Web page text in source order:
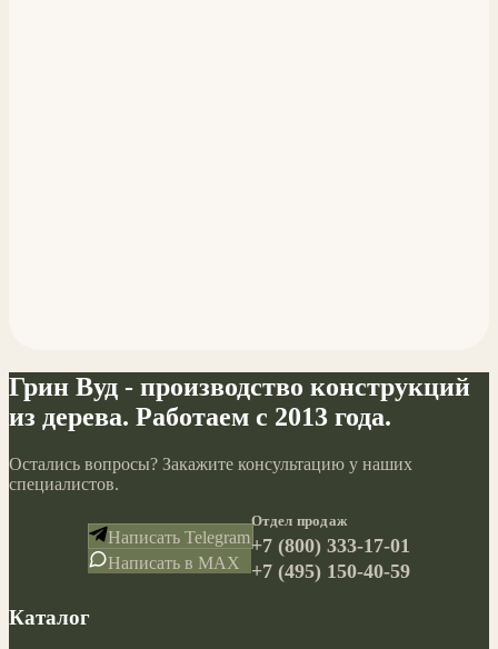
Грин Вуд - производство конструкций
из дерева. Работаем с 2013 года.
Остались вопросы? Закажите консультацию у наших
специалистов.
Написать Telegram
Написать в MAX
Отдел продаж
+7 (800) 333-17-01
+7 (495) 150-40-59
Каталог